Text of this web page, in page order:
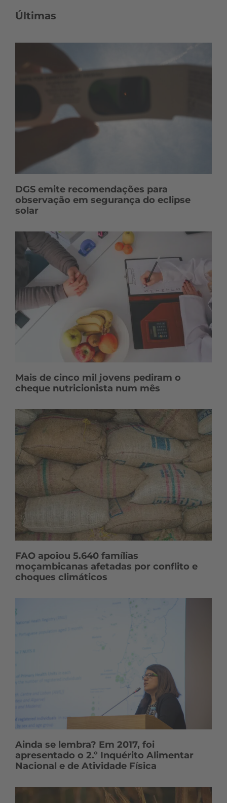
Últimas
DGS emite recomendações para
observação em segurança do eclipse
solar
Mais de cinco mil jovens pediram o
cheque nutricionista num mês
FAO apoiou 5.640 famílias
moçambicanas afetadas por conflito e
choques climáticos
Ainda se lembra? Em 2017, foi
apresentado o 2.º Inquérito Alimentar
Nacional e de Atividade Física